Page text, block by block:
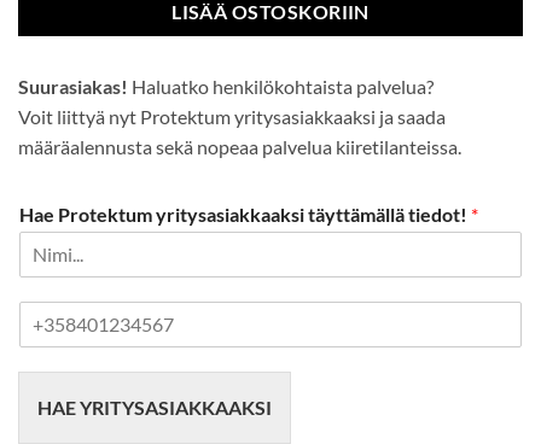
LISÄÄ OSTOSKORIIN
Suurasiakas! Haluatko henkilökohtaista palvelua?
Voit liittyä nyt Protektum yritysasiakkaaksi ja saada
määräalennusta sekä nopeaa palvelua kiiretilanteissa.
Hae Protektum yritysasiakkaaksi täyttämällä tiedot! *
HAE YRITYSASIAKKAAKSI